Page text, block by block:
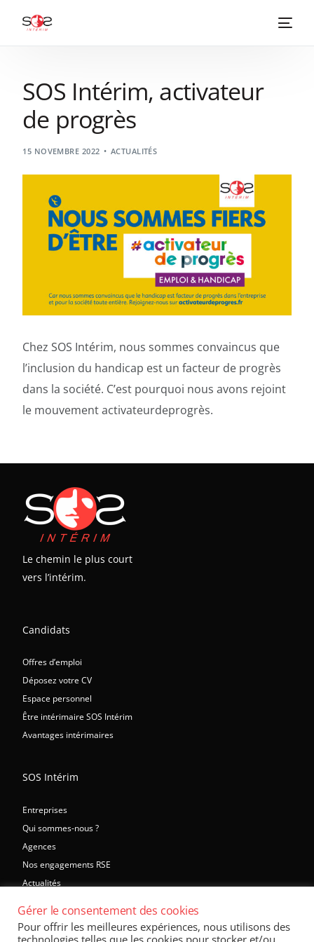
SOS Intérim, activateur
de progrès
15 NOVEMBRE 2022 ACTUALITÉS
Chez SOS Intérim, nous sommes convaincus que
l’inclusion du handicap est un facteur de progrès
dans la société. C’est pourquoi nous avons rejoint
le mouvement activateurdeprogrès.
Le chemin le plus court
vers l’intérim.
Candidats
Offres d’emploi
Déposez votre CV
Espace personnel
Être intérimaire SOS Intérim
Avantages intérimaires
SOS Intérim
Entreprises
Qui sommes-nous ?
Agences
Nos engagements RSE
Actualités
Liens utiles
Gérer le consentement des cookies
Pour offrir les meilleures expériences, nous utilisons des
technologies telles que les cookies pour stocker et/ou